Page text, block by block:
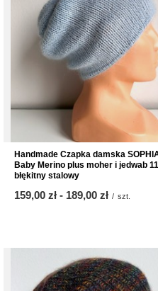
Handmade Czapka damska
Baby Merino plus moher i jedwab
błękitny stalowy
ab
159,00 zł - bis
189,00 zł / szt.